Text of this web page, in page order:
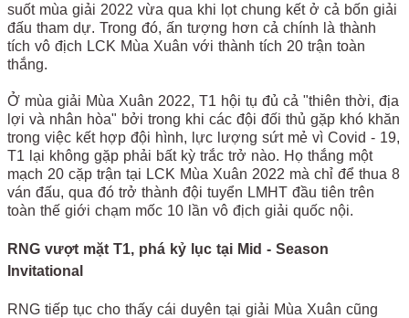
suốt mùa giải 2022 vừa qua khi lọt chung kết ở cả bốn giải
đấu tham dự. Trong đó, ấn tượng hơn cả chính là thành
tích vô địch LCK Mùa Xuân với thành tích 20 trận toàn
thắng.
Ở mùa giải Mùa Xuân 2022, T1 hội tụ đủ cả "thiên thời, địa
lợi và nhân hòa" bởi trong khi các đội đối thủ gặp khó khăn
trong việc kết hợp đội hình, lực lượng sứt mẻ vì Covid - 19,
T1 lại không gặp phải bất kỳ trắc trở nào. Họ thắng một
mạch 20 cặp trận tại LCK Mùa Xuân 2022 mà chỉ để thua 8
ván đấu, qua đó trở thành đội tuyển LMHT đầu tiên trên
toàn thế giới chạm mốc 10 lần vô địch giải quốc nội.
RNG vượt mặt T1, phá kỷ lục tại Mid - Season
Invitational
RNG tiếp tục cho thấy cái duyên tại giải Mùa Xuân cũng